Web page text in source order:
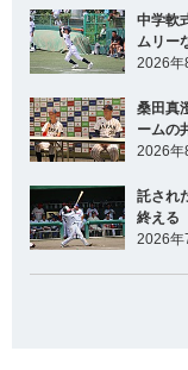
中学軟
ムリー
2026年
桑田真
ームの
2026年
託され
終える
2026年